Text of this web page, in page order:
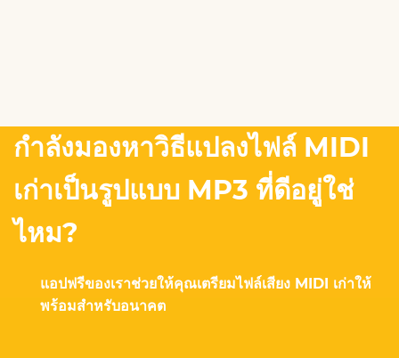
กำลังมองหาวิธีแปลงไฟล์ MIDI
เก่าเป็นรูปแบบ MP3 ที่ดีอยู่ใช่
ไหม?
แอปฟรีของเราช่วยให้คุณเตรียมไฟล์เสียง MIDI เก่าให้
พร้อมสำหรับอนาคต